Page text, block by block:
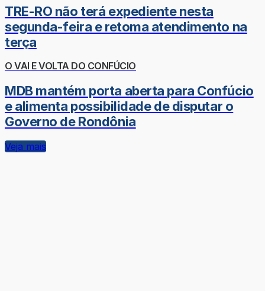
TRE-RO não terá expediente nesta
segunda-feira e retoma atendimento na
terça
O VAI E VOLTA DO CONFÚCIO
MDB mantém porta aberta para Confúcio
e alimenta possibilidade de disputar o
Governo de Rondônia
Veja mais